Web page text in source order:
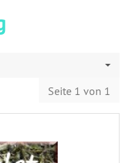
Seite 1 von 1